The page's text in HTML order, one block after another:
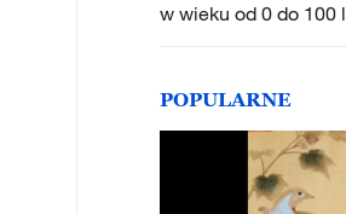
w wieku od 0 do 100
POPULARNE